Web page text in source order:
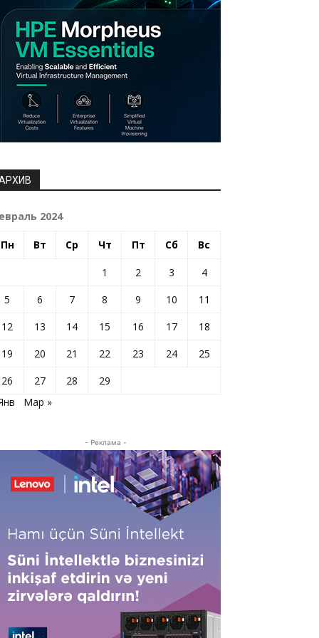
2024
Пн Вт Ср Чт Пт Сб Вс
1 2 3
4
5
6 7 8 9 10
11
12
13 14 15 16 17
18
19
20 21 22 23 24
25
26
27 28
29
Мар »
- Реклама -